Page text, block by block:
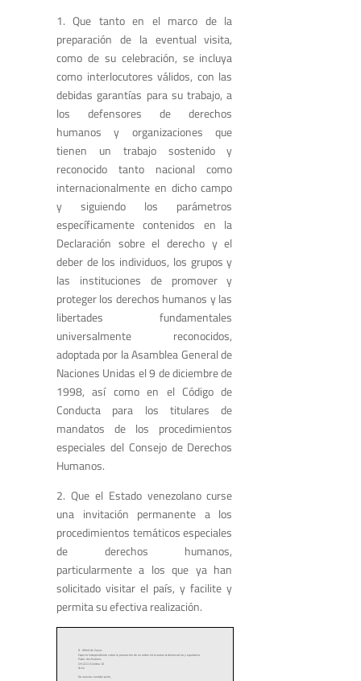
1. Que tanto en el marco de la
preparación de la eventual visita,
como de su celebración, se incluya
como interlocutores válidos, con las
debidas garantías para su trabajo, a
los defensores de derechos
humanos y organizaciones que
tienen un trabajo sostenido y
reconocido tanto nacional como
internacionalmente en dicho campo
y siguiendo los parámetros
específicamente contenidos en la
Declaración sobre el derecho y el
deber de los individuos, los grupos y
las instituciones de promover y
proteger los derechos humanos y las
libertades fundamentales
universalmente reconocidos,
adoptada por la Asamblea General de
Naciones Unidas el 9 de diciembre de
1998, así como en el Código de
Conducta para los titulares de
mandatos de los procedimientos
especiales del Consejo de Derechos
Humanos.
2. Que el Estado venezolano curse
una invitación permanente a los
procedimientos temáticos especiales
de derechos humanos,
particularmente a los que ya han
solicitado visitar el país, y facilite y
permita su efectiva realización.